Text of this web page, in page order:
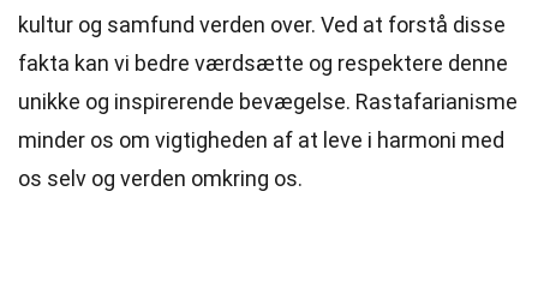
kultur og samfund verden over. Ved at forstå disse
fakta kan vi bedre værdsætte og respektere denne
unikke og inspirerende bevægelse. Rastafarianisme
minder os om vigtigheden af at leve i harmoni med
os selv og verden omkring os.